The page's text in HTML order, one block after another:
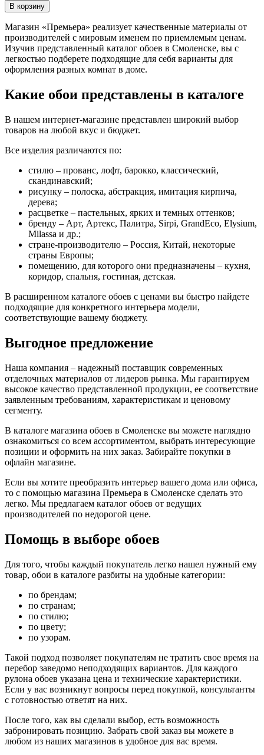
В корзину
Магазин «Премьера» реализует качественные материалы от
производителей с мировым именем по приемлемым ценам.
Изучив представленный каталог обоев в Смоленске, вы с
легкостью подберете подходящие для себя варианты для
оформления разных комнат в доме.
Какие обои представлены в каталоге
В нашем интернет-магазине представлен широкий выбор
товаров на любой вкус и бюджет.
Все изделия различаются по:
стилю – прованс, лофт, барокко, классический,
скандинавский;
рисунку – полоска, абстракция, имитация кирпича,
дерева;
расцветке – пастельных, ярких и темных оттенков;
бренду – Арт, Артекс, Палитра, Sirpi, GrandEco, Elysium,
Milassa и др.;
стране-производителю – Россия, Китай, некоторые
страны Европы;
помещению, для которого они предназначены – кухня,
коридор, спальня, гостиная, детская.
В расширенном каталоге обоев с ценами вы быстро найдете
подходящие для конкретного интерьера модели,
соответствующие вашему бюджету.
Выгодное предложение
Наша компания – надежный поставщик современных
отделочных материалов от лидеров рынка. Мы гарантируем
высокое качество представленной продукции, ее соответствие
заявленным требованиям, характеристикам и ценовому
сегменту.
В каталоге магазина обоев в Смоленске вы можете наглядно
ознакомиться со всем ассортиментом, выбрать интересующие
позиции и оформить на них заказ. Забирайте покупки в
офлайн магазине.
Если вы хотите преобразить интерьер вашего дома или офиса,
то с помощью магазина Премьера в Смоленске сделать это
легко. Мы предлагаем каталог обоев от ведущих
производителей по недорогой цене.
Помощь в выборе обоев
Для того, чтобы каждый покупатель легко нашел нужный ему
товар, обои в каталоге разбиты на удобные категории:
по брендам;
по странам;
по стилю;
по цвету;
по узорам.
Такой подход позволяет покупателям не тратить свое время на
перебор заведомо неподходящих вариантов. Для каждого
рулона обоев указана цена и технические характеристики.
Если у вас возникнут вопросы перед покупкой, консультанты
с готовностью ответят на них.
После того, как вы сделали выбор, есть возможность
забронировать позицию. Забрать свой заказ вы можете в
любом из наших магазинов в удобное для вас время.